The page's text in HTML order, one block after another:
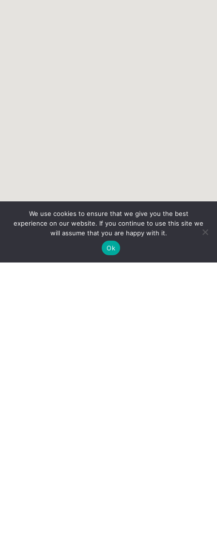
We use cookies to ensure that we give you the best
experience on our website. If you continue to use this site we
will assume that you are happy with it.
Ok